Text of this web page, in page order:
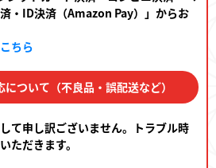
・ID決済（Amazon Pay）」からお
ちら
ついて（不良品・誤配送など）
て申し訳ございません。トラブル時
ただきます。